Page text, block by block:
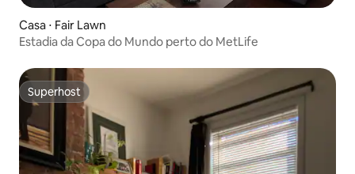
Casa ⋅ Fair Lawn
Estadia da Copa do Mundo perto do MetLife
Superhost
Superhost